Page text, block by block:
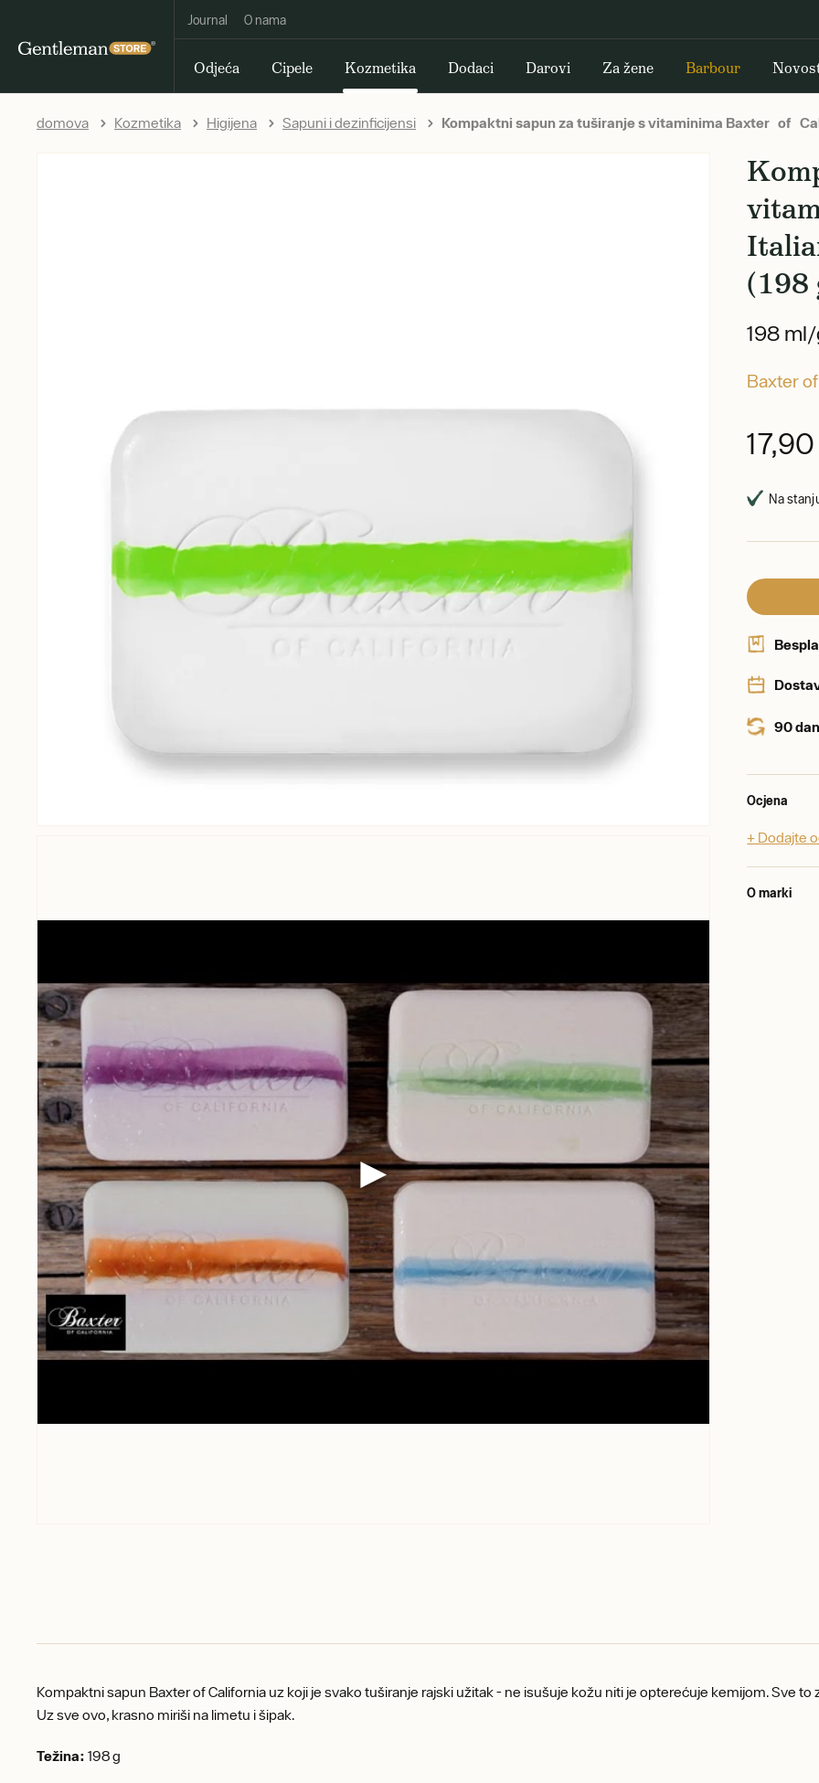
Journal O nama
Odjeća Cipele Kozmetika Dodaci Darovi Za žene Barbour
domova Kozmetika Higijena Sapuni i dezinficijensi Kompaktni sapun za tuširanje s vitaminima Baxter of
(198
198
Baxter
Na
90
Ocjena
+ Dodajte
O marki
Kompaktni sapun Baxter of California uz koji je svako tuširanje rajski užitak - ne isušuje kožu niti je opterećuje kemijom. Sve
Uz sve ovo, krasno miriši na limetu i šipak.
Težina: 198 g